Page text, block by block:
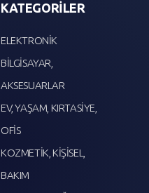
KATEGORİLER
ELEKTRONİK
BİLGİSAYAR,
AKSESUARLAR
EV, YAŞAM, KIRTASİYE,
OFİS
KOZMETİK, KİŞİSEL,
BAKIM